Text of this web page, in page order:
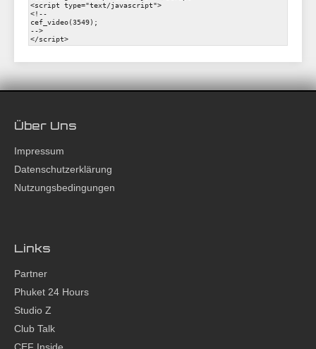
Über Uns
Impressum
Datenschutzerklärung
Nutzungsbedingungen
Links
Partner
Phuket 24 Hours
Studio Z
Club Talk
CEF Inside